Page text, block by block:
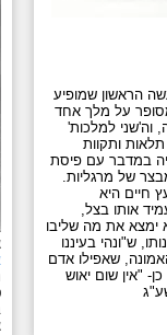
הראשון שמופיע
על מלך אחד
וה'שני למלכות'
ותקוות
במדבר עם פיסת
של מרגליות.
חיים היא
אותו בצל,
ימצא את מה שליבו
ש"ונהי בעיננו
שאפילו אדם
"אין שום יאוש